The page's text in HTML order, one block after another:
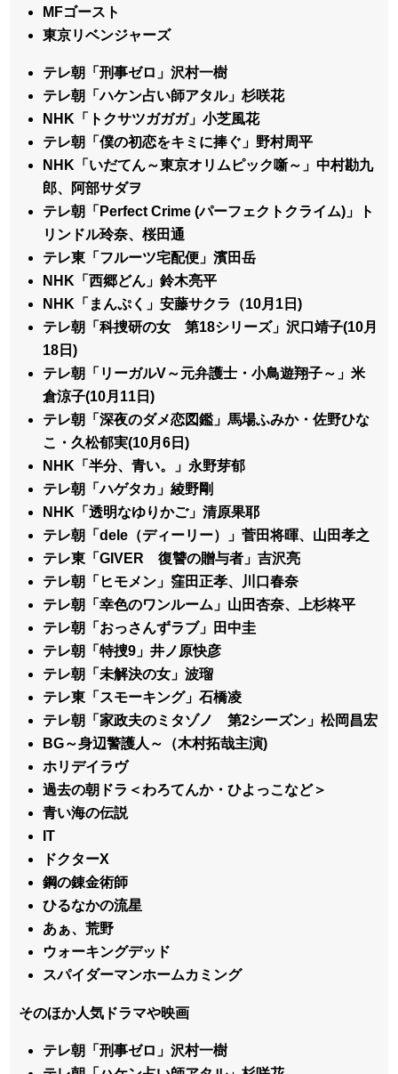
MFゴースト
東京リベンジャーズ
テレ朝「刑事ゼロ」沢村一樹
テレ朝「ハケン占い師アタル」杉咲花
NHK「トクサツガガガ」小芝風花
テレ朝「僕の初恋をキミに捧ぐ」野村周平
NHK「いだてん～東京オリムピック噺～」中村勘九
郎、阿部サダヲ
テレ朝「Perfect Crime (パーフェクトクライム)」ト
リンドル玲奈、桜田通
テレ東「フルーツ宅配便」濱田岳
NHK「西郷どん」鈴木亮平
NHK「まんぷく」安藤サクラ（10月1日)
テレ朝「科捜研の女 第18シリーズ」沢口靖子(10月
18日)
テレ朝「リーガルV～元弁護士・小鳥遊翔子～」米
倉涼子(10月11日)
テレ朝「深夜のダメ恋図鑑」馬場ふみか・佐野ひな
こ・久松郁実(10月6日)
NHK「半分、青い。」永野芽郁
テレ朝「ハゲタカ」綾野剛
NHK「透明なゆりかご」清原果耶
テレ朝「dele（ディーリー）」菅田将暉、山田孝之
テレ東「GIVER 復讐の贈与者」吉沢亮
テレ朝「ヒモメン」窪田正孝、川口春奈
テレ朝「幸色のワンルーム」山田杏奈、上杉柊平
テレ朝「おっさんずラブ」田中圭
テレ朝「特捜9」井ノ原快彦
テレ朝「未解決の女」波瑠
テレ東「スモーキング」石橋凌
テレ朝「家政夫のミタゾノ 第2シーズン」松岡昌宏
BG～身辺警護人～（木村拓哉主演)
ホリデイラヴ
過去の朝ドラ＜わろてんか・ひよっこなど＞
青い海の伝説
IT
ドクターX
鋼の錬金術師
ひるなかの流星
あぁ、荒野
ウォーキングデッド
スパイダーマンホームカミング
そのほか人気ドラマや映画
テレ朝「刑事ゼロ」沢村一樹